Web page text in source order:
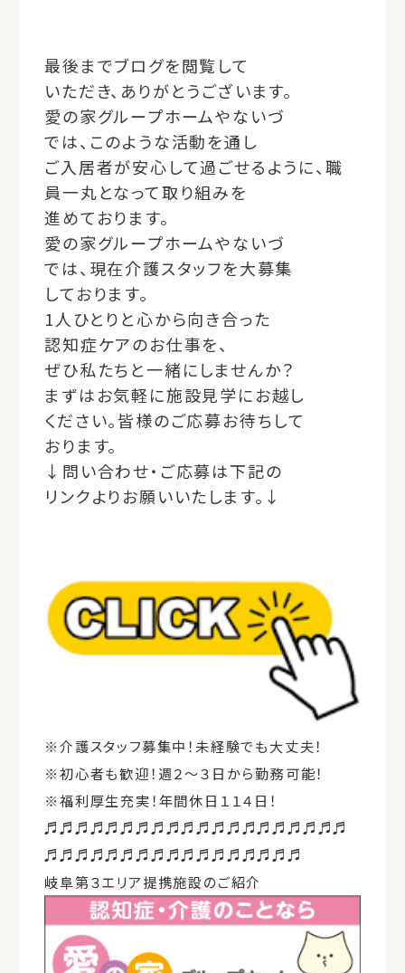
最後までブログを閲覧して
いただき、ありがとうございます。
愛の家グループホームやないづ
では、このような活動を通し
ご入居者が安心して過ごせるように、職
員一丸となって取り組みを
進めております。
愛の家グループホームやないづ
では、現在介護スタッフを大募集
しております。
1人ひとりと心から向き合った
認知症ケアのお仕事を、
ぜひ私たちと一緒にしませんか？
まずはお気軽に施設見学にお越し
ください。皆様のご応募お待ちして
おります。
↓問い合わせ・ご応募は下記の
リンクよりお願いいたします。↓
※介護スタッフ募集中！未経験でも大丈夫！
※初心者も歓迎！週２～３日から勤務可能！
※福利厚生充実！年間休日１１４日！
♬♬♬♬♬♬♬♬♬♬♬♬♬♬♬♬♬♬♬♬
♬♬♬♬♬♬♬♬♬♬♬♬♬♬♬♬♬
岐阜第３エリア提携施設のご紹介